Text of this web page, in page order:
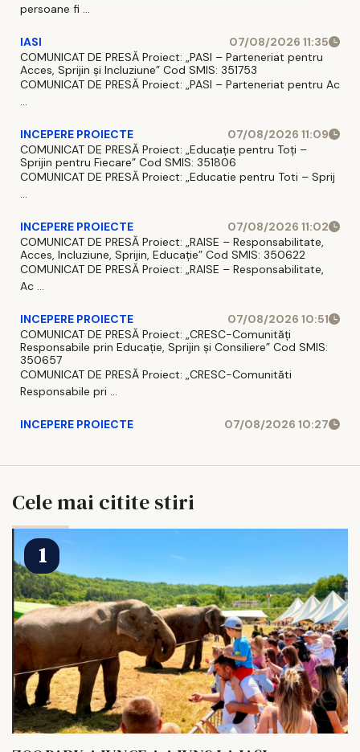
persoane fi ...
IASI
07/08/2026 11:35
COMUNICAT DE PRESĂ Proiect: „PASI – Parteneriat pentru
Acces, Sprijin și Incluziune” Cod SMIS: 351753
COMUNICAT DE PRESĂ Proiect: „PASI – Parteneriat pentru Ac
...
INCEPERE PROIECTE
07/08/2026 11:09
COMUNICAT DE PRESĂ Proiect: „Educație pentru Toți –
Sprijin pentru Fiecare” Cod SMIS: 351806
COMUNICAT DE PRESĂ Proiect: „Educatie pentru Toti – Sprij
...
INCEPERE PROIECTE
07/08/2026 11:02
COMUNICAT DE PRESĂ Proiect: „RAISE – Responsabilitate,
Acces, Incluziune, Sprijin, Educație” Cod SMIS: 350622
COMUNICAT DE PRESĂ Proiect: „RAISE – Responsabilitate,
Ac ...
INCEPERE PROIECTE
07/08/2026 10:51
COMUNICAT DE PRESĂ Proiect: „CRESC-Comunități
Responsabile prin Educație, Sprijin și Consiliere” Cod SMIS:
350657
COMUNICAT DE PRESĂ Proiect: „CRESC-Comunităti
Responsabile pri ...
INCEPERE PROIECTE 07/08/2026 10:27
Cele mai citite stiri